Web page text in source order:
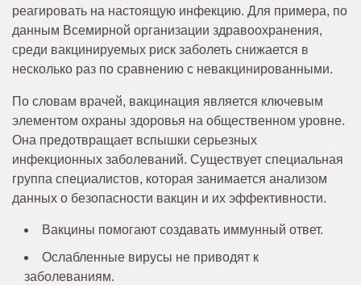
реагировать на настоящую инфекцию. Для примера, по
данным Всемирной организации здравоохранения,
среди вакцинируемых риск заболеть снижается в
несколько раз по сравнению с невакцинированными.
По словам врачей, вакцинация является ключевым
элементом охраны здоровья на общественном уровне.
Она предотвращает вспышки серьезных
инфекционных заболеваний. Существует специальная
группа специалистов, которая занимается анализом
данных о безопасности вакцин и их эффективности.
Вакцины помогают создавать иммунный ответ.
Ослабленные вирусы не приводят к
заболеваниям.